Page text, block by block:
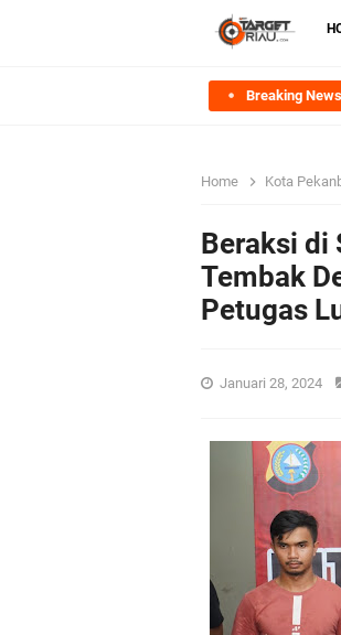
Breaking News
Home Kota
Beraksi di
Tembak
Petugas
Januari 28, 2024